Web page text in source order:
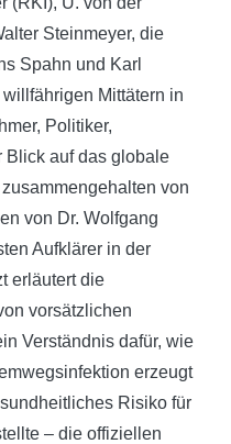
Steinmeyer, die
Spahn und Karl
Mittätern in
Politiker,
Blick auf das globale
von
von Dr. Wolfgang
Aufklärer in der
erläutert die
vorsätzlichen
Verständnis dafür, wie
erzeugt
Risiko für
– die offiziellen